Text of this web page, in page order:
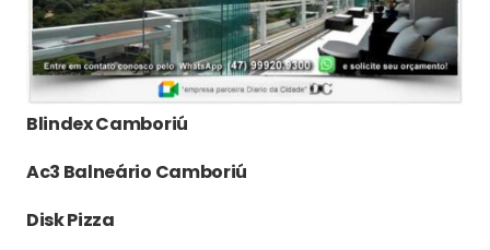
Blindex Camboriú
Ac3 Balneário Camboriú
Disk Pizza